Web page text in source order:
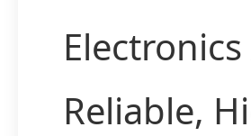
Reliable,